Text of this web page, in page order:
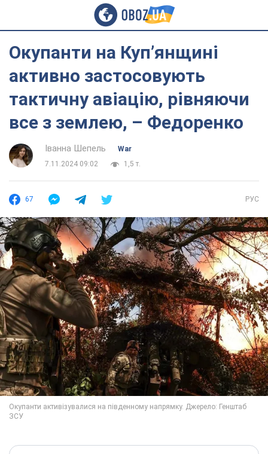
Окупанти на Куп’янщині
активно застосовують
тактичну авіацію, рівняючи
все з землею, – Федоренко
Іванна Шепель
War
7.11.2024 09:02
1,5 т.
67 РУС